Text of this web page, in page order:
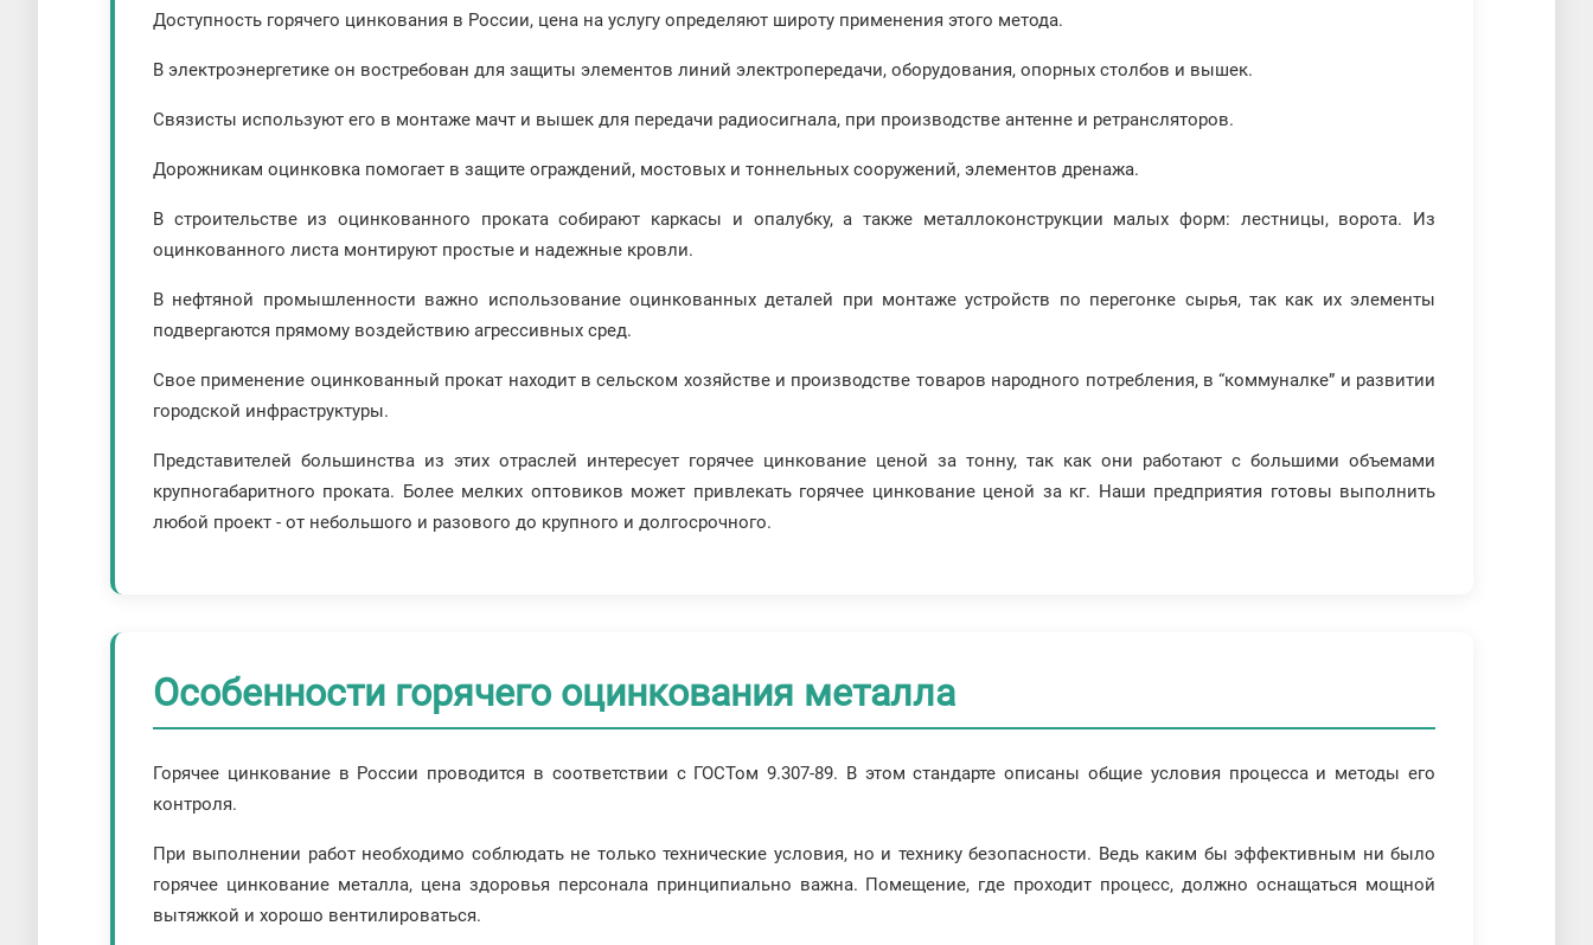
Доступность горячего цинкования в России, цена на услугу определяют широту применения этого метода.
В электроэнергетике он востребован для защиты элементов линий электропередачи, оборудования, опорных столбов и вышек.
Связисты используют его в монтаже мачт и вышек для передачи радиосигнала, при производстве антенне и ретрансляторов.
Дорожникам оцинковка помогает в защите ограждений, мостовых и тоннельных сооружений, элементов дренажа.
В строительстве из оцинкованного проката собирают каркасы и опалубку, а также металлоконструкции малых форм: лестницы, ворота. Из
оцинкованного листа монтируют простые и надежные кровли.
В нефтяной промышленности важно использование оцинкованных деталей при монтаже устройств по перегонке сырья, так как их элементы
подвергаются прямому воздействию агрессивных сред.
Свое применение оцинкованный прокат находит в сельском хозяйстве и производстве товаров народного потребления, в “коммуналке” и развитии
городской инфраструктуры.
Представителей большинства из этих отраслей интересует горячее цинкование ценой за тонну, так как они работают с большими объемами
крупногабаритного проката. Более мелких оптовиков может привлекать горячее цинкование ценой за кг. Наши предприятия готовы выполнить
любой проект - от небольшого и разового до крупного и долгосрочного.
Особенности горячего оцинкования металла
Горячее цинкование в России проводится в соответствии с ГОСТом 9.307-89. В этом стандарте описаны общие условия процесса и методы его
контроля.
При выполнении работ необходимо соблюдать не только технические условия, но и технику безопасности. Ведь каким бы эффективным ни было
горячее цинкование металла, цена здоровья персонала принципиально важна. Помещение, где проходит процесс, должно оснащаться мощной
вытяжкой и хорошо вентилироваться.